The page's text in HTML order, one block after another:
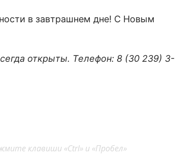
в завтрашнем дне! С Новым
открыты. Телефон: 8 (30 239) 3-
клавиши «Ctrl» и «Пробел»